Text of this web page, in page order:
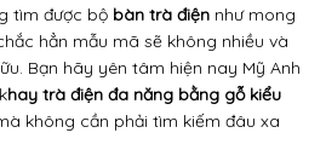
tìm được bộ bàn trà điệnnhư mong
hẳn mẫu mã sẽ không nhiều và
Bạn hãy yên tâm hiện nay Mỹ Anh
hay trà điện đa năng bằng gỗ kiểu
không cần phải tìm kiếm đâu xa